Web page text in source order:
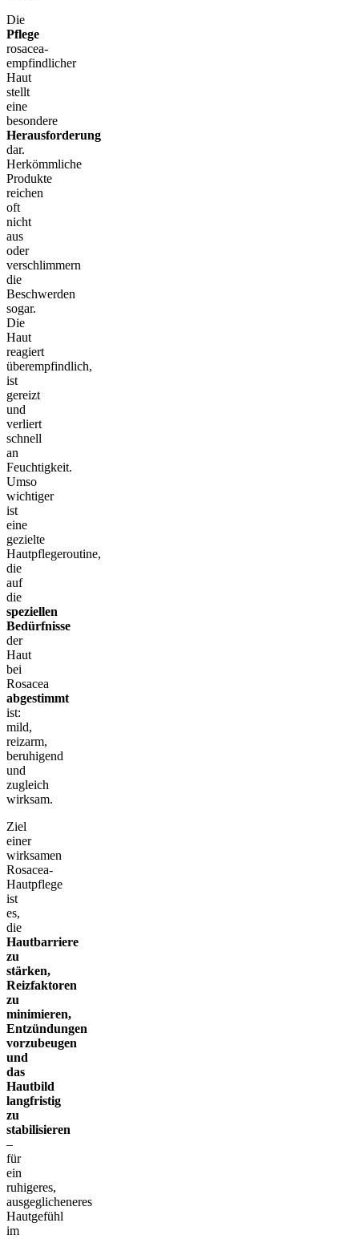
Die
Pflege
rosacea-
empfindlicher
Haut
stellt
eine
besondere
Herausforderung
dar.
Herkömmliche
Produkte
reichen
oft
nicht
aus
oder
verschlimmern
die
Beschwerden
sogar.
Die
Haut
reagiert
überempfindlich,
ist
gereizt
und
verliert
schnell
an
Feuchtigkeit.
Umso
wichtiger
ist
eine
gezielte
Hautpflegeroutine,
die
auf
die
speziellen
Bedürfnisse
der
Haut
bei
Rosacea
abgestimmt
ist:
mild,
reizarm,
beruhigend
und
zugleich
wirksam.
Ziel
einer
wirksamen
Rosacea-
Hautpflege
ist
es,
die
Hautbarriere
zu
stärken,
Reizfaktoren
zu
minimieren,
Entzündungen
vorzubeugen
und
das
Hautbild
langfristig
zu
stabilisieren
–
für
ein
ruhigeres,
ausgeglicheneres
Hautgefühl
im